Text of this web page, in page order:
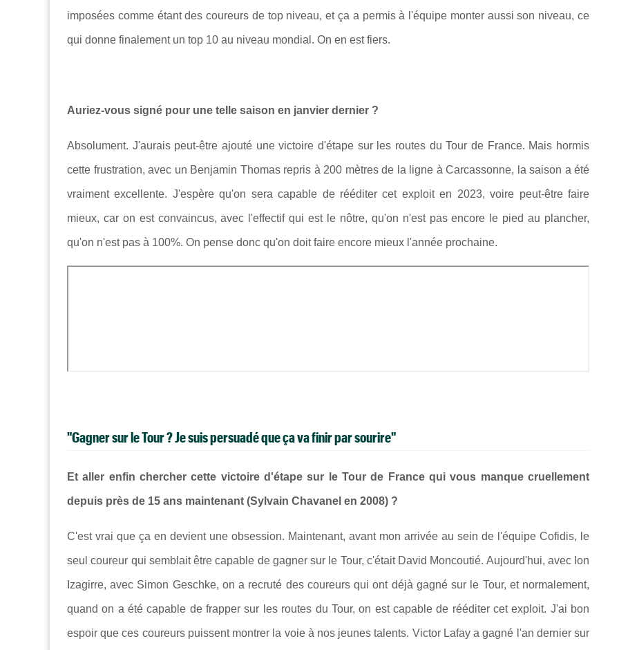
imposées comme étant des coureurs de top niveau, et ça a permis à l'équipe monter aussi son niveau, ce
qui donne finalement un top 10 au niveau mondial. On en est fiers.
Auriez-vous signé pour une telle saison en janvier dernier ?
Absolument. J'aurais peut-être ajouté une victoire d'étape sur les routes du Tour de France. Mais hormis
cette frustration, avec un Benjamin Thomas repris à 200 mètres de la ligne à Carcassonne, la saison a été
vraiment excellente. J'espère qu'on sera capable de rééditer cet exploit en 2023, voire peut-être faire
mieux, car on est convaincus, avec l'effectif qui est le nôtre, qu'on n'est pas encore le pied au plancher,
qu'on n'est pas à 100%. On pense donc qu'on doit faire encore mieux l'année prochaine.
"Gagner sur le Tour ? Je suis persuadé que ça va finir par sourire"
Et aller enfin chercher cette victoire d'étape sur le Tour de France qui vous manque cruellement
depuis près de 15 ans maintenant (Sylvain Chavanel en 2008) ?
C'est vrai que ça en devient une obsession. Maintenant, avant mon arrivée au sein de l'équipe Cofidis, le
seul coureur qui semblait être capable de gagner sur le Tour, c'était David Moncoutié. Aujourd'hui, avec Ion
Izagirre, avec Simon Geschke, on a recruté des coureurs qui ont déjà gagné sur le Tour, et normalement,
quand on a été capable de frapper sur les routes du Tour, on est capable de rééditer cet exploit. J'ai bon
espoir que ces coureurs puissent montrer la voie à nos jeunes talents. Victor Lafay a gagné l'an dernier sur